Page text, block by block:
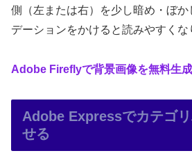
側（左または右）を少し暗め・ぼ
デーションをかけると読みやすくな
Adobe Fireflyで背景画像を無料生
Adobe Expressでカテゴ
せる